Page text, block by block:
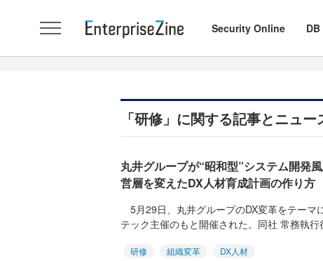
Security Online
「研修」に関する記事とニュー
丸井グループが“昭和型”システム開発
営層を変えたDX人材育成計画の作り方
5月29日、丸井グループのDX変革をテーマ
テック主催のもと開催された。同社 常務執
研修 組織変革
DX人材